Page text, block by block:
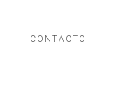
CONTACTO